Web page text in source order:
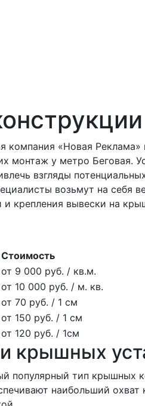
компания «Новая
монтаж у метро Беговая.
взгляды
возьмут на себя
крепления вывески на
Стоимость
от 9 000 руб. / кв.м.
от 10 000 руб. / м. кв.
от 70 руб. / 1 см
от 150 руб. / 1 см
от 120 руб. / 1см
крышных
популярный тип крышных
наибольший